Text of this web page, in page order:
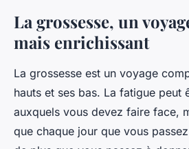
La grossesse, un
mais enrichissant
La grossesse est un voyage
hauts et ses bas. La fatigue peut
auxquels vous devez faire face,
que chaque jour que vous